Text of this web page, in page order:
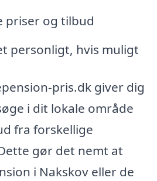
priser og tilbud
personligt, hvis muligt
pris.dk giver dig
i dit lokale område
fra forskellige
gør det nemt at
i Nakskov eller de